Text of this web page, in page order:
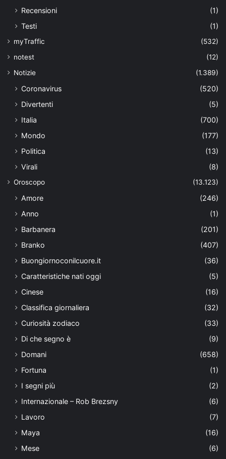
Recensioni
(1)
Testi
(1)
myTraffic
(532)
notest
(12)
Notizie
(1.389)
Coronavirus
(520)
Divertenti
(5)
Italia
(700)
Mondo
(177)
Politica
(13)
Virali
(8)
Oroscopo (13.123)
Amore
(246)
Anno
(1)
Barbanera
(201)
Branko
(407)
Buongiornoconilcuore.it
(36)
Caratteristiche nati oggi
(5)
Cinese
(16)
Classifica giornaliera
(32)
Curiosità zodiaco
(33)
Di che segno è
(9)
Domani
(658)
Fortuna
(1)
I segni più
(2)
Internazionale – Rob Brezsny
(6)
Lavoro
(7)
Maya
(16)
Mese
(6)